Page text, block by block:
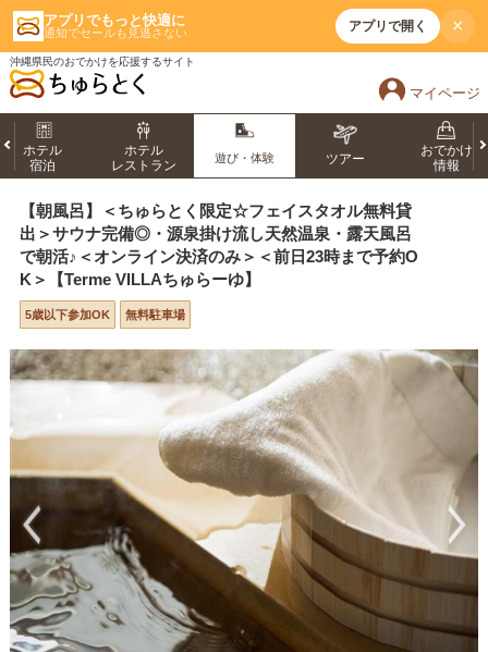
アプリでもっと快適に
通知でセールも見逃さない アプリで開く ×
沖縄県民のおでかけを応援するサイト
マイページ
ホテル
宿泊
ホテル
レストラン
遊び・体験 ツアー
おでかけ
情報
【朝風呂】＜ちゅらとく限定☆フェイスタオル無料貸
出＞サウナ完備◎・源泉掛け流し天然温泉・露天風呂
で朝活♪＜オンライン決済のみ＞＜前日23時まで予約O
K＞【Terme VILLAちゅらーゆ】
5歳以下参加OK 無料駐車場